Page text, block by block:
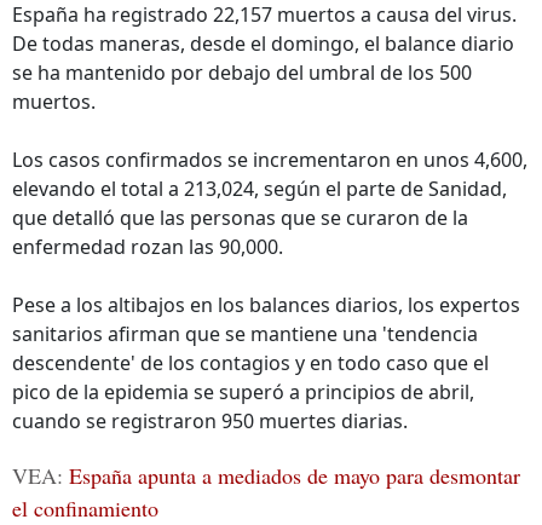
España ha registrado 22,157 muertos a causa del virus.
De todas maneras, desde el domingo, el balance diario
se ha mantenido por debajo del umbral de los 500
muertos.
Los casos confirmados se incrementaron en unos 4,600,
elevando el total a 213,024, según el parte de Sanidad,
que detalló que las personas que se curaron de la
enfermedad rozan las 90,000.
Pese a los altibajos en los balances diarios, los expertos
sanitarios afirman que se mantiene una 'tendencia
descendente' de los contagios y en todo caso que el
pico de la epidemia se superó a principios de abril,
cuando se registraron 950 muertes diarias.
VEA: España apunta a mediados de mayo para desmontar
el confinamiento